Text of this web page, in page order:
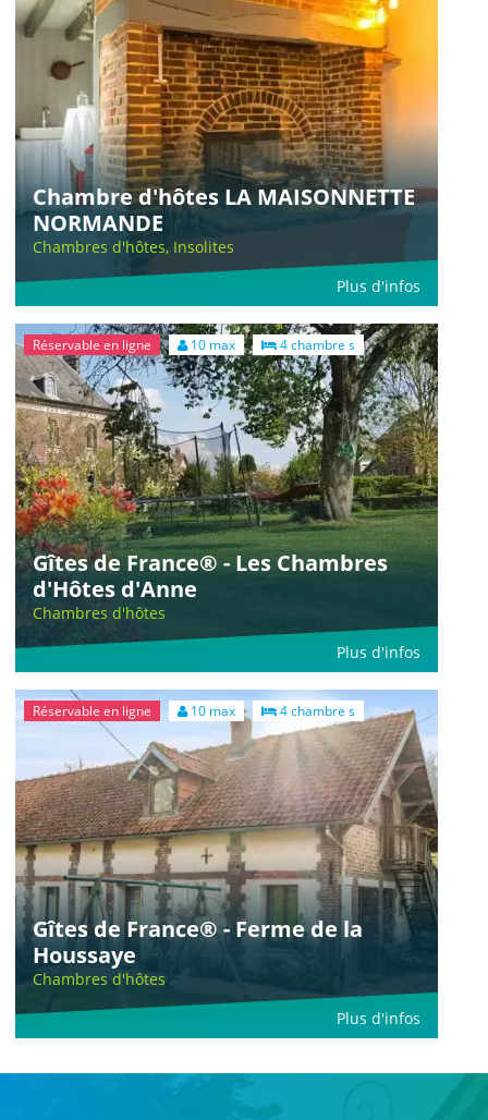
Chambre d'hôtes LA MAISONNETTE
NORMANDE
Chambres d'hôtes, Insolites
Plus d'infos
Réservable en ligne 10 max 4 chambre s
Gîtes de France® - Les Chambres
d'Hôtes d'Anne
Chambres d'hôtes
Plus d'infos
Réservable en ligne 10 max 4 chambre s
Gîtes de France® - Ferme de la
Houssaye
Chambres d'hôtes
Plus d'infos